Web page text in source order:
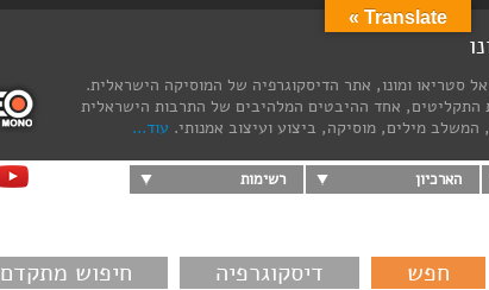
סטריאו ומונו, אתר הדיסקוגרפיה של המוסיקה הישראלית.
אחד ההיבטים המלהיבים של התרבות הישראלית
מילים, מוסיקה, ביצוע ועיצוב אמנותי. עוד...
הארכיון רשימות
דיסקוגרפיה חיפוש מתקדם
Translate »